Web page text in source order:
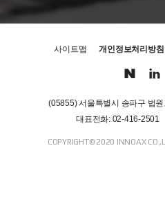
사이트맵 개인정보처리방침
(05855) 서울특별시 송파구 법
대표전화: 02-416-2501
COPYRIGHT© 2020 INNOAX